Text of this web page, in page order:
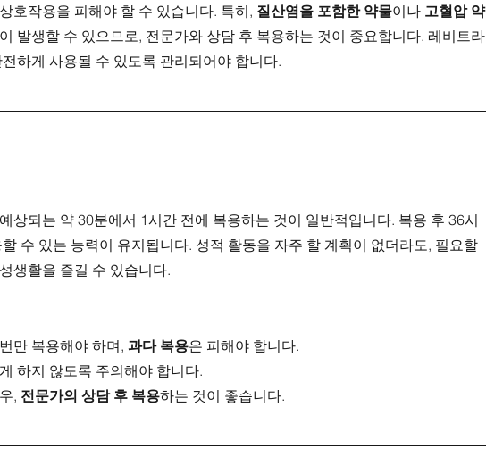
호작용을 피해야 할 수 있습니다. 특히, 질산염을 포함한 약물이나 고혈압 약
발생할 수 있으므로, 전문가와 상담 후 복용하는 것이 중요합니다. 레비트라
하게 사용될 수 있도록 관리되어야 합니다.
상되는 약 30분에서 1시간 전에 복용하는 것이 일반적입니다. 복용 후 36시
수 있는 능력이 유지됩니다. 성적 활동을 자주 할 계획이 없더라도, 필요할
생활을 즐길 수 있습니다.
만 복용해야 하며, 과다 복용은 피해야 합니다.
하지 않도록 주의해야 합니다.
, 전문가의 상담 후 복용하는 것이 좋습니다.